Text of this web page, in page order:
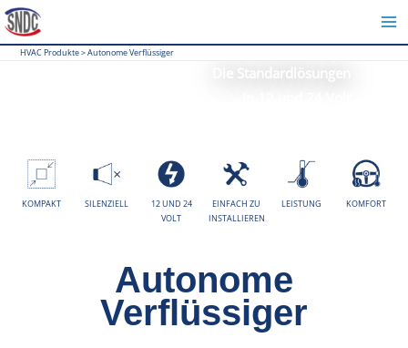
Zum
Inhalt
springen
HVAC Produkte>Autonome Verflüssiger
KOMPAKT SILENZIELL
12 UND 24
VOLT
EINFACH ZU
INSTALLIEREN
LEISTUNG KOMFORT
Autonome
Verflüssiger